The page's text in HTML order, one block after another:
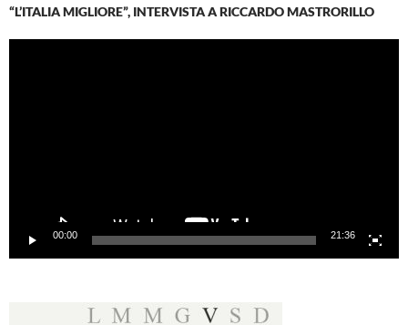
“L’ITALIA MIGLIORE”, INTERVISTA A RICCARDO MASTRORILLO
00:00 21:36